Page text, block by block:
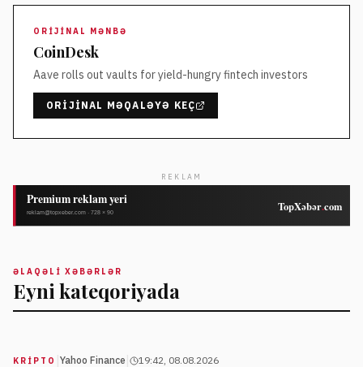
ORIJINAL MƏNBƏ
CoinDesk
Aave rolls out vaults for yield-hungry fintech investors
ORIJINAL MƏQALƏYƏ KEÇ
REKLAM
ƏLAQƏLI XƏBƏRLƏR
Eyni kateqoriyada
KRIPTO Yahoo Finance 19:42, 08.08.2026